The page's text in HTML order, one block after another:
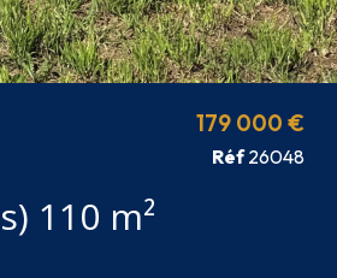
Maison 4 pièce(s) 3 chambre(s) 110 m²
179 000 €
Réf26048